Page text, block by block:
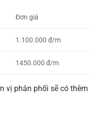
Đơn giá
1.100.000 đ/m
1450.000 đ/m
vị phân phối sẽ có thêm